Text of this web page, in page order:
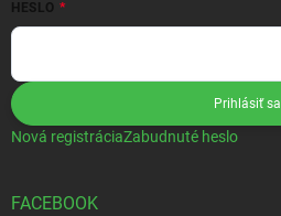
HESLO
Prihlásiť sa
Nová registráciaZabudnuté heslo
FACEBOOK